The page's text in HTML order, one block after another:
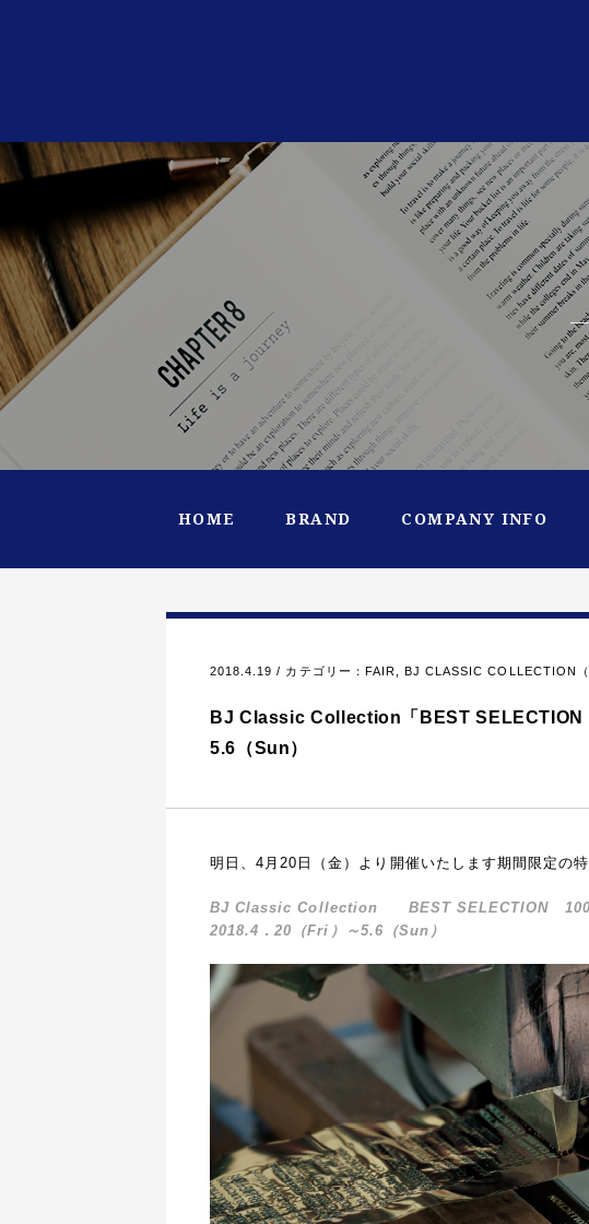
HOME BRAND COMPANY INFO
2018.4.19 / カテゴリー： FAIR BJ CLASSIC COLLECTION（
BJ Classic Collection「BEST
5.6（Sun）
明日、4月20日（金）より開催いたします期間限定の
BJ Classic Collection BEST
2018.4．20（Fri）～5.6（Sun）